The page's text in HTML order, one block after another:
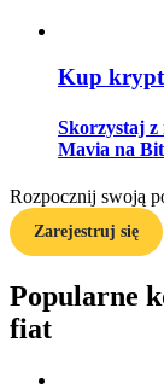
Strategie
Dowiedz się,
Zarabiać
Kup
Skorzystaj z
Mavia na
Rozpocznij swoją
Zarejestruj się
Popularne
fiat